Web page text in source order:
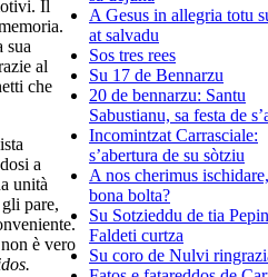
Il
sua
al
che
a
unità
pare,
è vero
A Gesus in allegria totu
at salvadu
Sos tres rees
Su 17 de Bennarzu
20 de bennarzu: Santu
Sabustianu, sa festa de
Incomintzat Carrasciale:
s’abertura de su sòtziu
A nos cherimus
bona bolta?
Su Sotzieddu de tia
Faldeti curtza
Su coro de Nulvi